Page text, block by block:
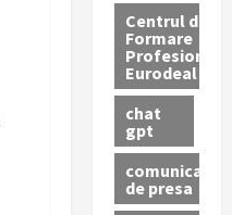
Centrul de
Formare
Profesionala
Eurodeal
chat
gpt
comunicat
de presa